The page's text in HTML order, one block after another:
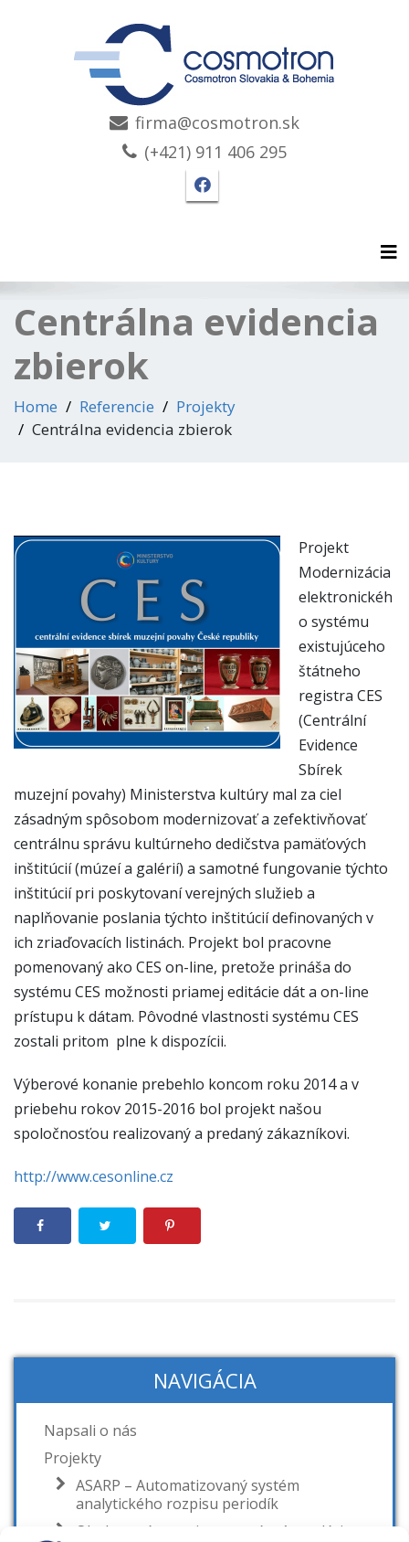
firma@cosmotron.sk
(+421) 911 406 295
Facebook stránka
Centrálna evidencia
zbierok
Home Referencie
Projekty
Centrálna evidencia zbierok
Projekt
Modernizácia
elektronickéh
o systému
existujúceho
štátneho
registra CES
(Centrální
Evidence
Sbírek
muzejní povahy) Ministerstva kultúry mal za ciel
zásadným spôsobom modernizovať a zefektivňovať
centrálnu správu kultúrneho dedičstva pamäťových
inštitúcií (múzeí a galérií) a samotné fungovanie týchto
inštitúcií pri poskytovaní verejných služieb a
naplňovanie poslania týchto inštitúcií definovaných v
ich zriaďovacích listinách. Projekt bol pracovne
pomenovaný ako CES on-line, pretože prináša do
systému CES možnosti priamej editácie dát a on-line
prístupu k dátam. Pôvodné vlastnosti systému CES
zostali pritom plne k dispozícii.
Výberové konanie prebehlo koncom roku 2014 a v
priebehu rokov 2015-2016 bol projekt našou
spoločnosťou realizovaný a predaný zákazníkovi.
http://www.cesonline.cz
NAVIGÁCIA
Napsali o nás
Projekty
ASARP – Automatizovaný systém
analytického rozpisu periodík
Obohatené autority pre múzeá a galérie